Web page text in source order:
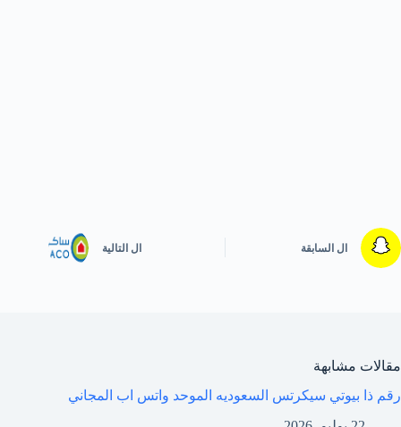
ال السابقة ال التالية
مقالات مشابهة
رقم ذا بيوتي سيكرتس السعوديه الموحد واتس اب المجاني